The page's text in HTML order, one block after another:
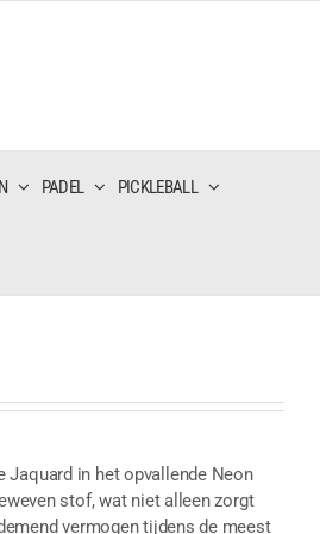
PADEL PICKLEBALL
Jaquard in het opvallende Neon
stof, wat niet alleen zorgt
vermogen tijdens de meest